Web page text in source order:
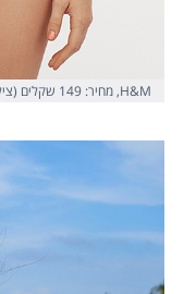
H&M, מחיר: 149 שקלים (צילום: יח"צ)